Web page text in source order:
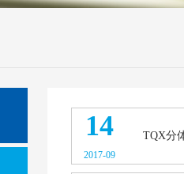
14
2017-09
TQX分